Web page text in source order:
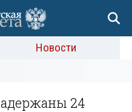
Новости
24